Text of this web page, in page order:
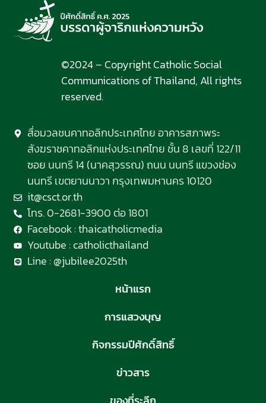
©2024 – Copyright Catholic Social
Communications of Thailand, All rights
reserved.
สื่อมวลชนคาทอลิกประเทศไทย อาคารสภาพระ
สังฆราชคาทอลิกแห่งประเทศไทย ชั้น 8 เลขที่ 122/11
ซอย นนทรี 14 (นาคสุวรรณ) ถนน นนทรี แขวงช่อง
นนทรี เขตยานนาวา กรุงเทพมหานคร 10120
it@csct.or.th
โทร. 0-2681-3900 ต่อ 1801
Facebook : thaicatholicmedia
Youtube : catholicthailand
Line : @jubilee2025th
หน้าแรก
การแสวงบุญ
กิจกรรมปีศักดิ์สิทธิ์
ข่าวสาร